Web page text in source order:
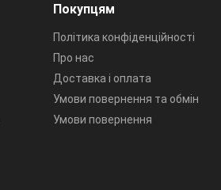
Покупцям
Політика конфіденційності
Про нас
Доставка і оплата
Умови повернення та обмін
Умови повернення